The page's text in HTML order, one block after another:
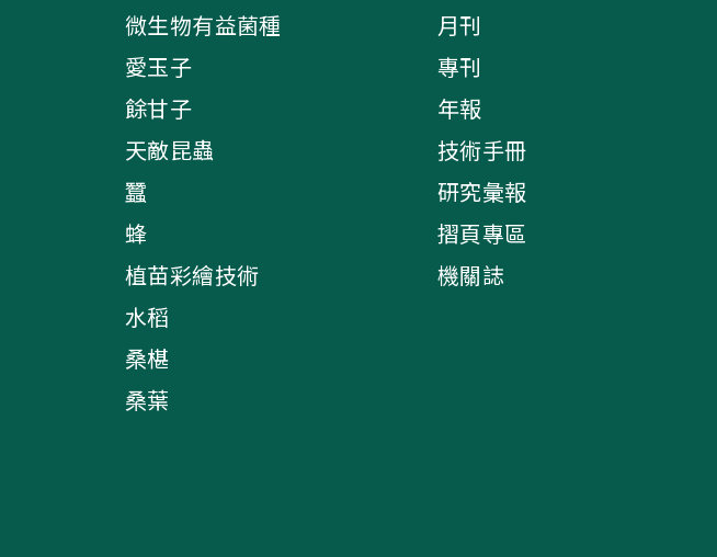
微生物有益菌種
愛玉子
餘甘子
天敵昆蟲
蠶
蜂
植苗彩繪技術
水稻
桑椹
桑葉
月刊
專刊
年報
技術手冊
研究彙報
摺頁專區
機關誌